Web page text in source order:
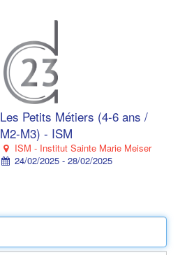
Les Petits Métiers (4-6 ans /
M2-M3) - ISM
ISM - Institut Sainte Marie Meiser
24/02/2025 - 28/02/2025